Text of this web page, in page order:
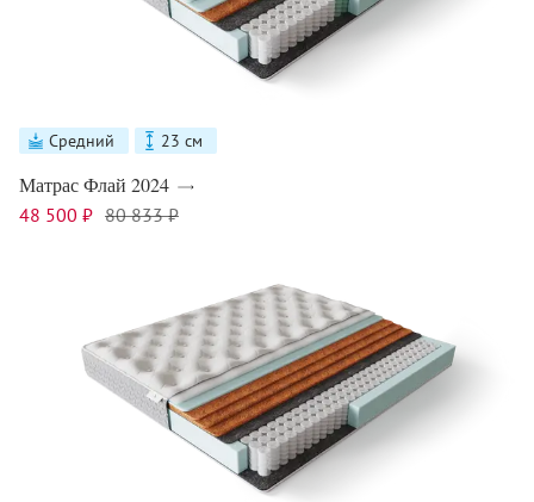
Средний 23 см
Матрас Флай 2024
48 500 ₽ 80 833 ₽